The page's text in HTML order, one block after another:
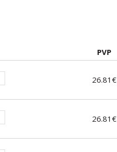
PVP
26.81€
26.81€